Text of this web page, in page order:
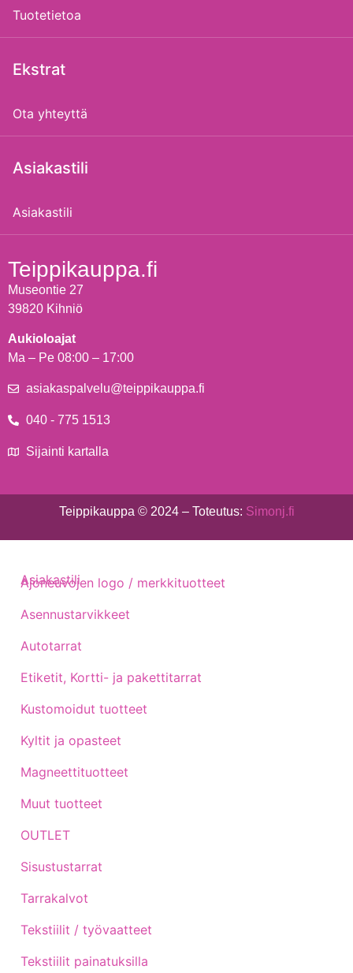
Tuotetietoa
Ekstrat
Ota yhteyttä
Asiakastili
Asiakastili
Teippikauppa.fi
Museontie 27
39820 Kihniö
Aukioloajat
Ma – Pe 08:00 – 17:00
asiakaspalvelu@teippikauppa.fi
040 - 775 1513
Sijainti kartalla
Teippikauppa © 2024 – Toteutus: Simonj.fi
Ajoneuvojen logo / merkkituotteet
Asennustarvikkeet
Autotarrat
Etiketit, Kortti- ja pakettitarrat
Kustomoidut tuotteet
Kyltit ja opasteet
Magneettituotteet
Muut tuotteet
OUTLET
Sisustustarrat
Tarrakalvot
Tekstiilit / työvaatteet
Tekstiilit painatuksilla
Asiakastili